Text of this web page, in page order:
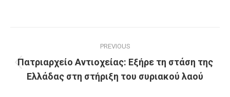
navigation
PREVIOUS
Previous
post:
Πατριαρχείο Αντιοχείας: Εξήρε τη στάση της
Ελλάδας στη στήριξη του συριακού λαού